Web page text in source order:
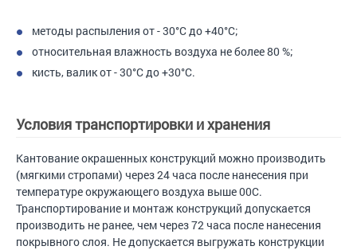
методы распыления от - 30°С до +40°С;
относительная влажность воздуха не более 80 %;
кисть, валик от - 30°С до +30°С.
Условия транспортировки и хранения
Кантование окрашенных конструкций можно производить
(мягкими стропами) через 24 часа после нанесения при
температуре окружающего воздуха выше 00С.
Транспортирование и монтаж конструкций допускается
производить не ранее, чем через 72 часа после нанесения
покрывного слоя. Не допускается выгружать конструкции